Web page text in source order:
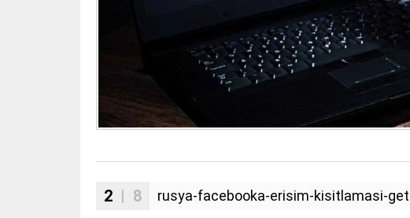
2 | 8 rusya-facebooka-erisim-kisitlamasi-